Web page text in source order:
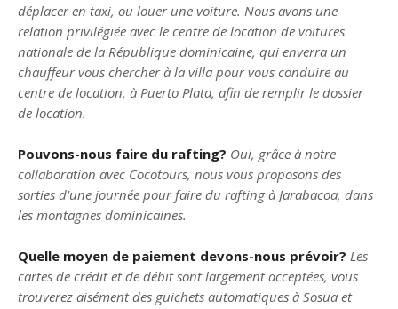
déplacer en taxi, ou louer une voiture. Nous avons une
relation privilégiée avec le centre de location de voitures
nationale de la République dominicaine, qui enverra un
chauffeur vous chercher à la villa pour vous conduire au
centre de location, à Puerto Plata, afin de remplir le dossier
de location.
Pouvons-nous faire du rafting? Oui, grâce à notre
collaboration avec Cocotours, nous vous proposons des
sorties d'une journée pour faire du rafting à Jarabacoa, dans
les montagnes dominicaines.
Quelle moyen de paiement devons-nous prévoir? Les
cartes de crédit et de débit sont largement acceptées, vous
trouverez aisément des guichets automatiques à Sosua et